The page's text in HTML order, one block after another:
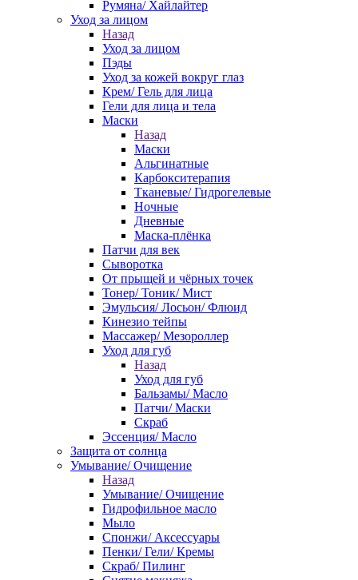
Румяна/ Хайлайтер
Уход за лицом
Назад
Уход за лицом
Пэды
Уход за кожей вокруг глаз
Крем/ Гель для лица
Гели для лица и тела
Маски
Назад
Маски
Альгинатные
Карбокситерапия
Тканевые/ Гидрогелевые
Ночные
Дневные
Маска-плёнка
Патчи для век
Сыворотка
От прыщей и чёрных точек
Тонер/ Тоник/ Мист
Эмульсия/ Лосьон/ Флюид
Кинезио тейпы
Массажер/ Мезороллер
Уход для губ
Назад
Уход для губ
Бальзамы/ Масло
Патчи/ Маски
Скраб
Эссенция/ Масло
Защита от солнца
Умывание/ Очищение
Назад
Умывание/ Очищение
Гидрофильное масло
Мыло
Спонжи/ Аксессуары
Пенки/ Гели/ Кремы
Скраб/ Пилинг